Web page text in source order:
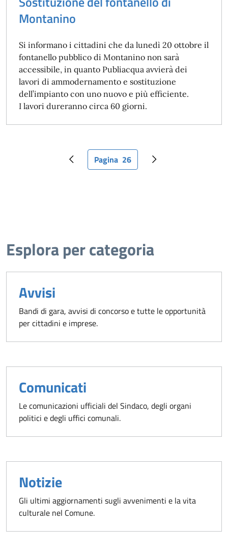
Montanino
Si informano i cittadini che da lunedì 20 ottobre il
fontanello pubblico di Montanino non sarà
accessibile, in quanto Publiacqua avvierà dei
lavori di ammodernamento e sostituzione
dell’impianto con uno nuovo e più efficiente.
I lavori dureranno circa 60 giorni.
Pagina precedentePagina attuale
Pagina 26 Pagina successiva
Esplora per categoria
Avvisi
Bandi di gara, avvisi di concorso e tutte le opportunità
per cittadini e imprese.
Comunicati
Le comunicazioni ufficiali del Sindaco, degli organi
politici e degli uffici comunali.
Notizie
Gli ultimi aggiornamenti sugli avvenimenti e la vita
culturale nel Comune.